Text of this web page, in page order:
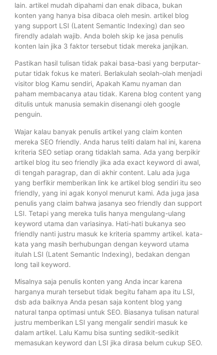
lain. artikel mudah dipahami dan enak dibaca, bukan
konten yang hanya bisa dibaca oleh mesin. artikel blog
yang support LSI (Latent Semantic Indexing) dan seo
firendly adalah wajib. Anda boleh skip ke jasa penulis
konten lain jika 3 faktor tersebut tidak mereka janjikan.
Pastikan hasil tulisan tidak pakai basa-basi yang berputar-
putar tidak fokus ke materi. Berlakulah seolah-olah menjadi
visitor blog Kamu sendiri, Apakah Kamu nyaman dan
paham membacanya atau tidak. Karena blog content yang
ditulis untuk manusia semakin disenangi oleh google
penguin.
Wajar kalau banyak penulis artikel yang claim konten
mereka SEO friendly. Anda harus teliti dalam hal ini, karena
kriteria SEO setiap orang tidaklah sama. Ada yang berpikir
artikel blog itu seo friendly jika ada exact keyword di awal,
di tengah paragrap, dan di akhir content. Lalu ada juga
yang berfikir memberikan link ke artikel blog sendiri itu seo
friendly, yang ini agak konyol menurut kami. Ada juga jasa
penulis yang claim bahwa jasanya seo friendly dan support
LSI. Tetapi yang mereka tulis hanya mengulang-ulang
keyword utama dan variasinya. Hati-hati bukanya seo
friendly nanti justru masuk ke kriteria spammy artikel. kata-
kata yang masih berhubungan dengan keyword utama
itulah LSI (Latent Semantic Indexing), bedakan dengan
long tail keyword.
Misalnya saja penulis konten yang Anda incar karena
harganya murah tersebut tidak begitu faham apa itu LSI,
dsb ada baiknya Anda pesan saja kontent blog yang
natural tanpa optimasi untuk SEO. Biasanya tulisan natural
justru memberikan LSI yang mengalir sendiri masuk ke
dalam artikel. Lalu Kamu bisa sunting sedikit-sedikit
memasukan keyword dan LSI jika dirasa belum cukup SEO.